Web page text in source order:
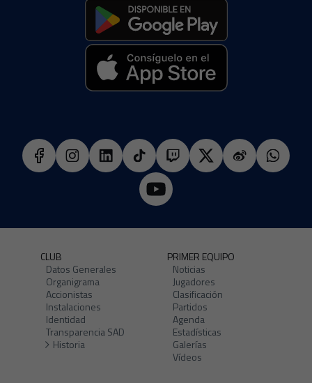
CLUB
Datos Generales
Organigrama
Accionistas
Instalaciones
Identidad
Transparencia SAD
Historia
PRIMER EQUIPO
Noticias
Jugadores
Clasificación
Partidos
Agenda
Estadísticas
Galerías
Vídeos